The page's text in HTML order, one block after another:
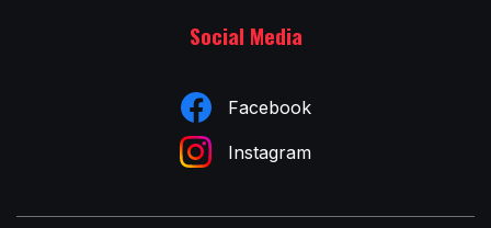
Social Media
Facebook
Instagram